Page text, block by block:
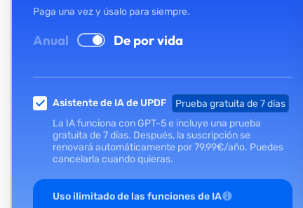
Paga una vez y úsalo para siempre.
Anual De por vida
Asistente de IA de UPDF
Prueba gratuita de 7 días
La IA funciona con GPT-5 e incluye una prueba
gratuita de 7 días. Después, la suscripción se
renovará automáticamente por79,99€/año. Puedes
cancelarla cuando quieras.
Uso ilimitado de las funciones de IA